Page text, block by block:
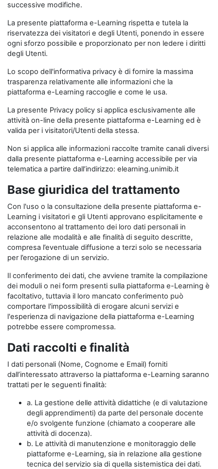
successive modifiche.
La presente piattaforma e-Learning rispetta e tutela la
riservatezza dei visitatori e degli Utenti, ponendo in essere
ogni sforzo possibile e proporzionato per non ledere i diritti
degli Utenti.
Lo scopo dell'informativa privacy è di fornire la massima
trasparenza relativamente alle informazioni che la
piattaforma e-Learning raccoglie e come le usa.
La presente Privacy policy si applica esclusivamente alle
attività on-line della presente piattaforma e-Learning ed è
valida per i visitatori/Utenti della stessa.
Non si applica alle informazioni raccolte tramite canali diversi
dalla presente piattaforma e-Learning accessibile per via
telematica a partire dall’indirizzo: elearning.unimib.it
Base giuridica del trattamento
Con l'uso o la consultazione della presente piattaforma e-
Learning i visitatori e gli Utenti approvano esplicitamente e
acconsentono al trattamento dei loro dati personali in
relazione alle modalità e alle finalità di seguito descritte,
compresa l’eventuale diffusione a terzi solo se necessaria
per l’erogazione di un servizio.
Il conferimento dei dati, che avviene tramite la compilazione
dei moduli o nei form presenti sulla piattaforma e-Learning è
facoltativo, tuttavia il loro mancato conferimento può
comportare l'impossibilità di erogare alcuni servizi e
l'esperienza di navigazione della piattaforma e-Learning
potrebbe essere compromessa.
Dati raccolti e finalità
I dati personali (Nome, Cognome e Email) forniti
dall’interessato attraverso la piattaforma e-Learning saranno
trattati per le seguenti finalità:
a. La gestione delle attività didattiche (e di valutazione
degli apprendimenti) da parte del personale docente
e/o svolgente funzione (chiamato a cooperare alle
attività di docenza).
b. Le attività di manutenzione e monitoraggio delle
piattaforme e-Learning, sia in relazione alla gestione
tecnica del servizio sia di quella sistemistica dei dati.